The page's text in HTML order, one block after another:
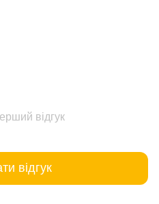
відгук
відгук